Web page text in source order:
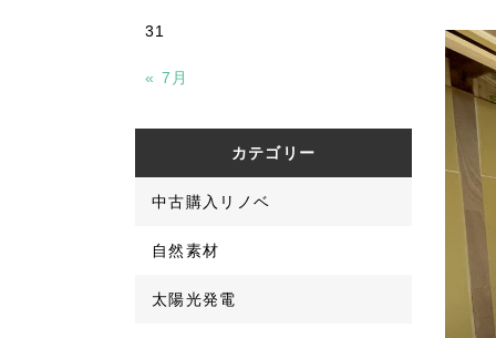
« 7月
31
カテゴリー
中古購入リノベ
自然素材
太陽光発電